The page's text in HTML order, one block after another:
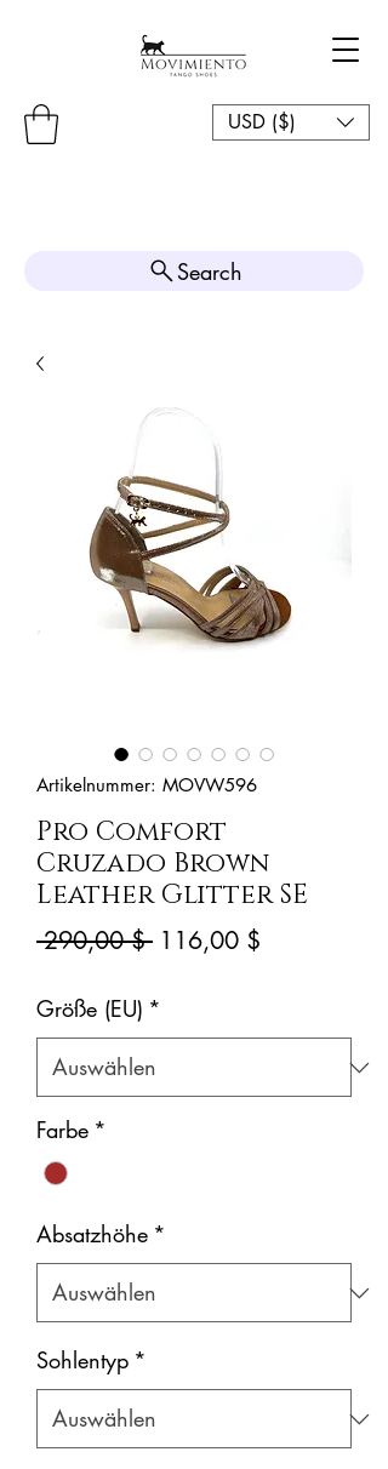
USD ($)
Search
Artikelnummer: MOVW596
Pro Comfort
Cruzado Brown
Leather Glitter SE
290,00 $ Standardpreis
116,00 $
Größe (EU) *
Farbe *
Absatzhöhe *
Sohlentyp *